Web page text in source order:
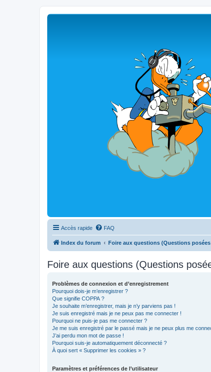
Accès rapide FAQ
Index du forum Foire aux questions (Questions
Foire aux questions (Questions
Problèmes de connexion et d’enregistrement
Pourquoi dois-je m’enregistrer ?
Que signifie COPPA ?
Je souhaite m’enregistrer, mais je n’y parviens pas !
Je suis enregistré mais je ne peux pas me connecter !
Pourquoi ne puis-je pas me connecter ?
Je me suis enregistré par le passé mais je ne peux plus me
J’ai perdu mon mot de passe !
Pourquoi suis-je automatiquement déconnecté ?
À quoi sert « Supprimer les cookies » ?
Paramètres et préférences de l’utilisateur